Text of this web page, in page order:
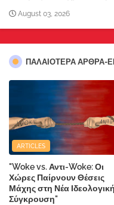
August 03, 2026
ΠΑΛΑΙΟΤΕΡΑ ΑΡΘΡΑ-
ARTICLES
"Woke vs. Αντι-Woke: Οι
Χώρες Παίρνουν Θέσεις
Μάχης στη Νέα Ιδεολογική
Σύγκρουση"